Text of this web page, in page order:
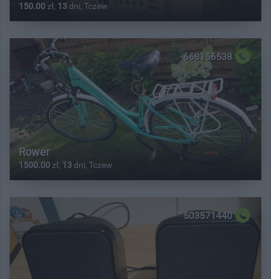
150.00 zł, 13 dni, Tczew
668156538
Rower
1500.00 zł, 13 dni, Tczew
503571440